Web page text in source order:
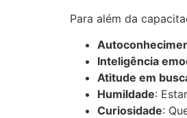
Para além da
Inteligência
Atitude em
Humildade:
Curiosidade: